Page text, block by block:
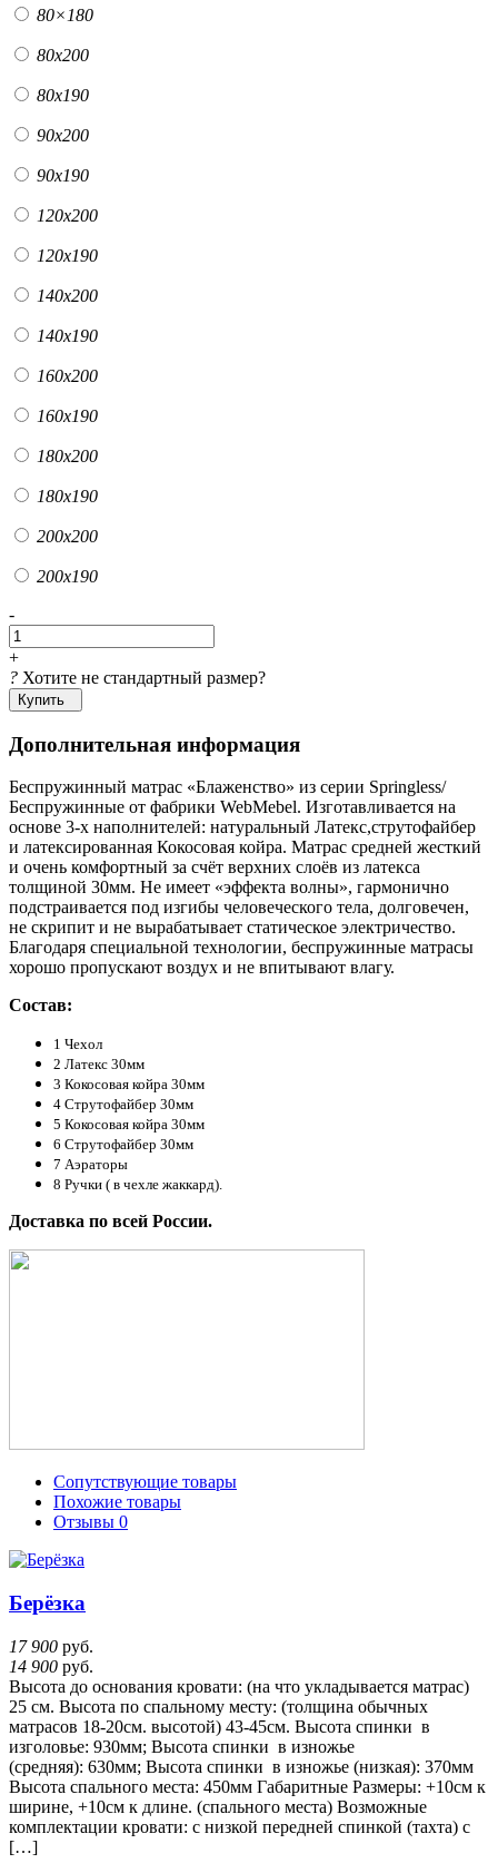
80×180
80х200
80х190
90х200
90х190
120х200
120х190
140х200
140х190
160х200
160х190
180х200
180х190
200х200
200х190
-
+
? Хотите не стандартный размер?
Купить
Дополнительная информация
Беспружинный матрас «Блаженство» из серии Springless/
Беспружинные от фабрики WebMebel. Изготавливается на
основе 3-х наполнителей: натуральный Латекс,струтофайбер
и латексированная Кокосовая койра. Матрас средней жесткий
и очень комфортный за счёт верхних слоёв из латекса
толщиной 30мм. Не имеет «эффекта волны», гармонично
подстраивается под изгибы человеческого тела, долговечен,
не скрипит и не вырабатывает статическое электричество.
Благодаря специальной технологии, беспружинные матрасы
хорошо пропускают воздух и не впитывают влагу.
Состав:
1 Чехол
2 Латекс 30мм
3 Кокосовая койра 30мм
4 Струтофайбер 30мм
5 Кокосовая койра 30мм
6 Струтофайбер 30мм
7 Аэраторы
8 Ручки ( в чехле жаккард).
Доставка по всей России.
Сопутствующие товары
Похожие товары
Отзывы 0
Берёзка
17 900 руб.
14 900 руб.
Высота до основания кровати: (на что укладывается матрас)
25 см. Высота по спальному месту: (толщина обычных
матрасов 18-20см. высотой) 43-45см. Высота спинки в
изголовье: 930мм; Высота спинки в изножье
(средняя): 630мм; Высота спинки в изножье (низкая): 370мм
Высота спального места: 450мм Габаритные Размеры: +10см к
ширине, +10см к длине. (спального места) Возможные
комплектации кровати: с низкой передней спинкой (тахта) с
[…]